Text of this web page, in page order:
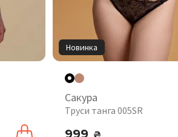
Новинка
Сакура
Труси танга 005SR
999